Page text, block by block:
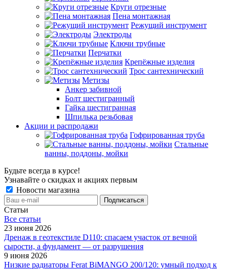
Круги отрезные
Пена монтажная
Режущий инструмент
Электроды
Ключи трубные
Перчатки
Крепёжные изделия
Трос сантехнический
Метизы
Анкер забивной
Болт шестигранный
Гайка шестигранная
Шпилька резьбовая
Акции и распродажи
Гофрированная труба
Стальные
ванны, поддоны, мойки
Будьте всегда в курсе!
Узнавайте о скидках и акциях первым
Новости магазина
Статьи
Все cтатьи
23 июня 2026
Дренаж в геотекстиле D110: спасаем участок от вечной
сырости, а фундамент — от разрушения
9 июня 2026
Низкие радиаторы Ferat BiMANGO 200/120: умный подход к